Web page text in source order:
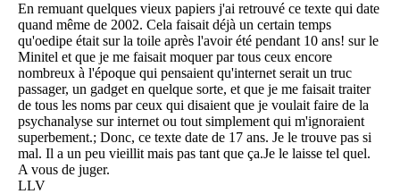
En remuant quelques vieux papiers j'ai retrouvé ce texte qui date
quand même de 2002. Cela faisait déjà un certain temps
qu'oedipe était sur la toile après l'avoir été pendant 10 ans! sur le
Minitel et que je me faisait moquer par tous ceux encore
nombreux à l'époque qui pensaient qu'internet serait un truc
passager, un gadget en quelque sorte, et que je me faisait traiter
de tous les noms par ceux qui disaient que je voulait faire de la
psychanalyse sur internet ou tout simplement qui m'ignoraient
superbement.; Donc, ce texte date de 17 ans. Je le trouve pas si
mal. Il a un peu vieillit mais pas tant que ça.Je le laisse tel quel.
A vous de juger.
LLV